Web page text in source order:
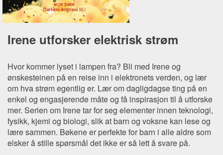
Irene utforsker elektrisk strøm
Hvor kommer lyset i lampen fra? Bli med Irene og
ønskesteinen på en reise inn i elektronets verden, og lær
om hva strøm egentlig er. Lær om dagligdagse ting på en
enkel og engasjerende måte og få inspirasjon til å utforske
mer. Serien om Irene tar for seg elementer innen teknologi,
fysikk, kjemi og biologi, slik at barn og voksne kan lese og
lære sammen. Bøkene er perfekte for barn i alle aldre som
elsker å stille spørsmål det ikke er så lett å svare på.